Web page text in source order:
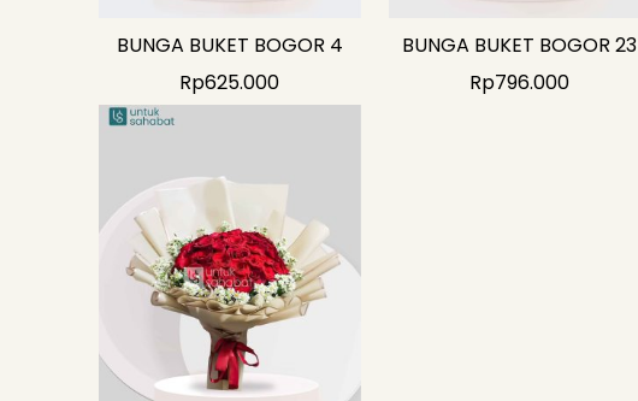
BUNGA BUKET BOGOR 4
Rp625.000
BUNGA BUKET BOGOR 23
Rp796.000